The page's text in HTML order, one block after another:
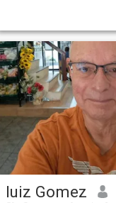
confidence, and creating a
balanced, satisfying life. I
work hard but stay
grounded,
luiz Gomez